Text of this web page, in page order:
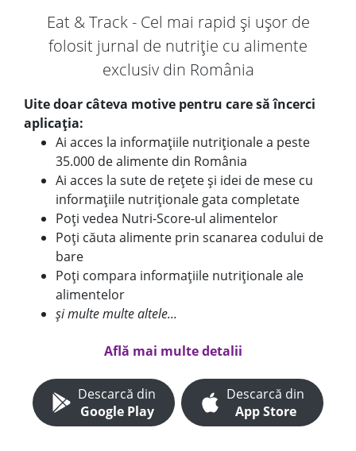
Eat & Track - Cel mai rapid și ușor de
folosit jurnal de nutriție cu alimente
exclusiv din România
Uite doar câteva motive pentru care să încerci
aplicația:
Ai acces la informațiile nutriționale a peste
35.000 de alimente din România
Ai acces la sute de rețete și idei de mese cu
informațiile nutriționale gata completate
Poți vedea Nutri-Score-ul alimentelor
Poți căuta alimente prin scanarea codului de
bare
Poți compara informațiile nutriționale ale
alimentelor
și multe multe altele...
Află mai multe detalii
Descarcă din
Google Play
Descarcă din
App Store